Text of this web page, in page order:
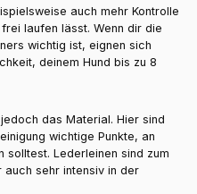
auch mehr Kontrolle
laufen lässt. Wenn dir die
wichtig ist, eignen sich
deinem Hund bis zu 8
das Material. Hier sind
wichtige Punkte, an
solltest. Lederleinen sind zum
sehr intensiv in der